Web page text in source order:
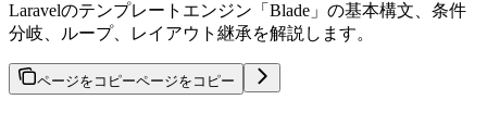
Laravelのテンプレートエンジン「Blade」の基本構文、条件
分岐、ループ、レイアウト継承を解説します。
ページをコピーページをコピー